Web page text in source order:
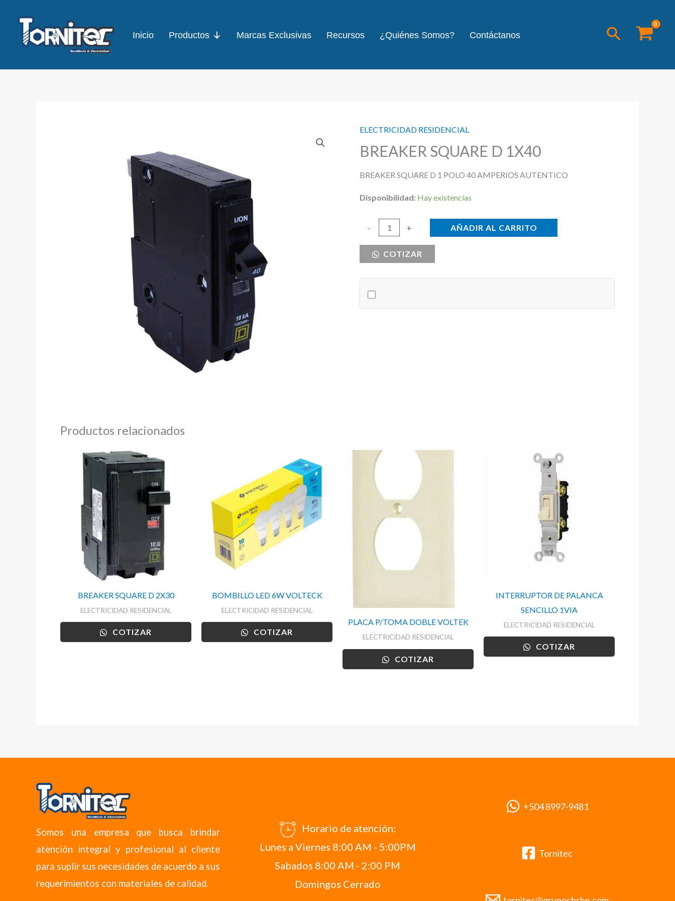
contenido
Inicio Productos Marcas Exclusivas Recursos ¿Quiénes Somos? Contáctanos Buscar
ELECTRICIDAD RESIDENCIAL
BREAKER SQUARE D 1X40
BREAKER SQUARE D 1 POLO 40 AMPERIOS AUTENTICO
Disponibilidad: Hay existencias
-
BREAKER
+ AÑADIR AL CARRITO
COTIZAR
Productos relacionados
BREAKER SQUARE D 2X30
ELECTRICIDAD RESIDENCIAL
COTIZAR
BOMBILLO LED 6W VOLTECK
ELECTRICIDAD RESIDENCIAL
COTIZAR
PLACA P/TOMA DOBLE VOLTEK
ELECTRICIDAD RESIDENCIAL
COTIZAR
INTERRUPTOR DE PALANCA
SENCILLO 1VIA
ELECTRICIDAD RESIDENCIAL
COTIZAR
Somos una empresa que busca brindar
atención integral y profesional al cliente
para suplir sus necesidades de acuerdo a sus
requerimientos con materiales de calidad.
Horario de atención:
Lunes a Viernes 8:00 AM - 5:00PM
Sabados 8:00 AM - 2:00 PM
Domingos Cerrado
+504 8997-9481
Tornitec